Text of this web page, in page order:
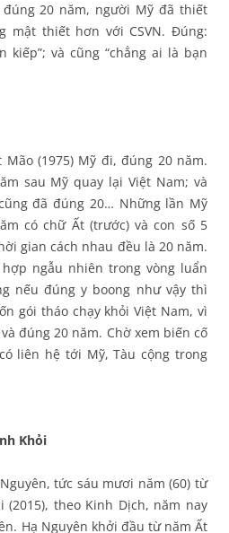
đúng 20 năm, người Mỹ đã thiết
mật thiết hơn với CSVN. Đúng:
kiếp”; và cũng “chẳng ai là bạn
(1975) Mỹ đi, đúng 20 năm.
sau Mỹ quay lại Việt Nam; và
đã đúng 20… Những lần Mỹ
có chữ Ất (trước) và con số 5
gian cách nhau đều là 20 năm.
ngẫu nhiên trong vòng luẩn
nếu đúng y boong như vậy thì
gói tháo chạy khỏi Việt Nam, vì
đúng 20 năm. Chờ xem biến cố
liên hệ tới Mỹ, Tàu cộng trong
Khỏi
tức sáu mươi năm (60) từ
(2015), theo Kinh Dịch, năm nay
Hạ Nguyên khởi đầu từ năm Ất